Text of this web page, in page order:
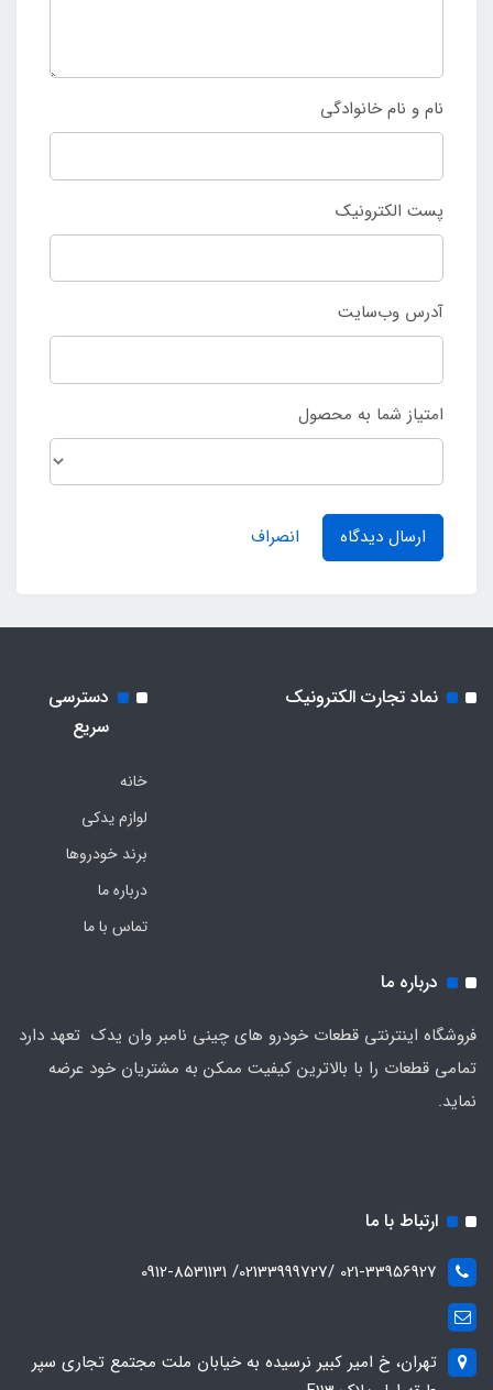
نام و نام خانوادگی
پست الکترونیک
آدرس وب‌سایت
امتیاز شما به محصول
ارسال دیدگاه انصراف
نماد تجارت الکترونیک
دسترسی
سریع
خانه
لوازم یدکی
برند خودروها
درباره ما
تماس با ما
درباره ما
فروشگاه اینترنتی قطعات خودرو های چینی نامبر وان یدک تعهد دارد
تمامی قطعات را با بالاترین کیفیت ممکن به مشتریان خود عرضه
نماید.
ارتباط با ما
021-33956927 /02133999727/ 0912-8531131
تهران، خ امیر کبیر نرسیده به خیابان ملت مجتمع تجاری سپر